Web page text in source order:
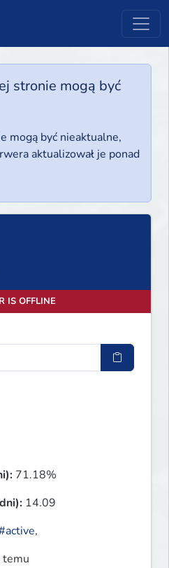
stronie mogą być
mogą być nieaktualne,
aktualizował je ponad
IS OFFLINE
71.18%
14.09
,